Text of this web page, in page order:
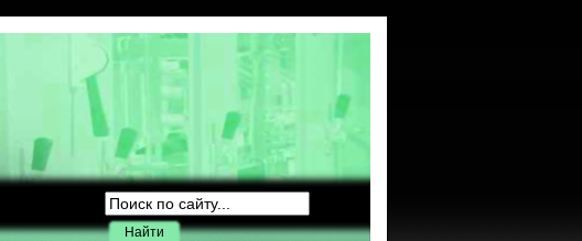
Найти
Я(РУСМ)5411-ХХХХ